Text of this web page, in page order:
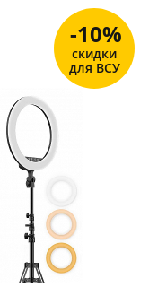
-10%
скидки
для ВСУ